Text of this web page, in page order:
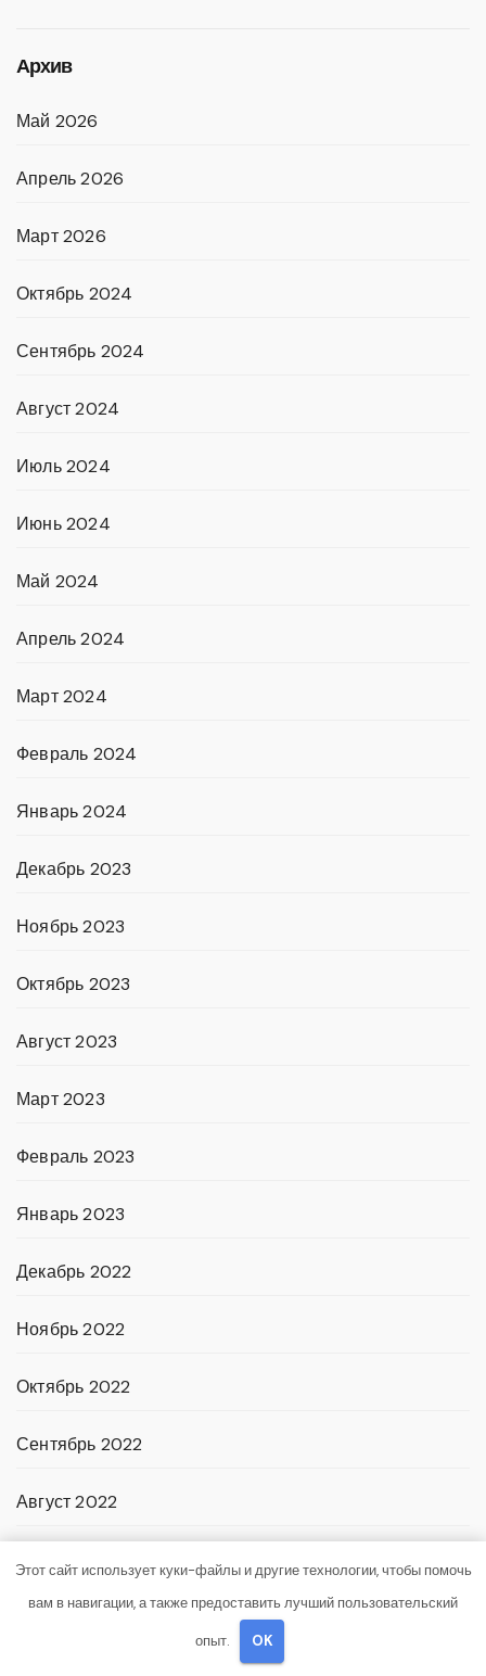
Архив
Май 2026
Апрель 2026
Март 2026
Октябрь 2024
Сентябрь 2024
Август 2024
Июль 2024
Июнь 2024
Май 2024
Апрель 2024
Март 2024
Февраль 2024
Январь 2024
Декабрь 2023
Ноябрь 2023
Октябрь 2023
Август 2023
Март 2023
Февраль 2023
Январь 2023
Декабрь 2022
Ноябрь 2022
Октябрь 2022
Сентябрь 2022
Август 2022
Июль 2022
Этот сайт использует куки-файлы и другие технологии, чтобы помочь
вам в навигации, а также предоставить лучший пользовательский
опыт. OK